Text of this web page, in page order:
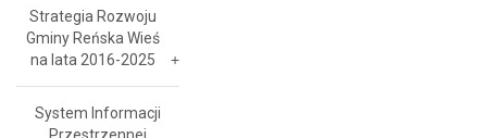
Strategia Rozwoju
Gminy Reńska Wieś
na lata 2016-2025
System Informacji